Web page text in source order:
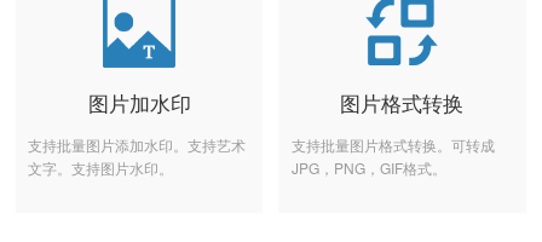
图片加水印
支持批量图片添加水印。支持艺术
文字。支持图片水印。
图片格式转换
支持批量图片格式转换。可转成
JPG，PNG，GIF格式。